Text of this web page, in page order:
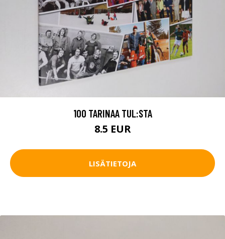
100 TARINAA TUL:STA
8.5 EUR
LISÄTIETOJA